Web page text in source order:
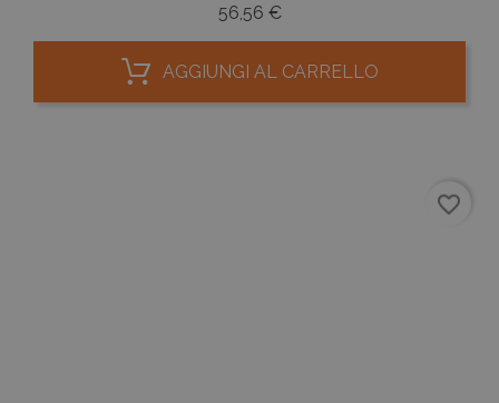
56,56 €Prezzo
AGGIUNGI AL CARRELLO
favorite_border